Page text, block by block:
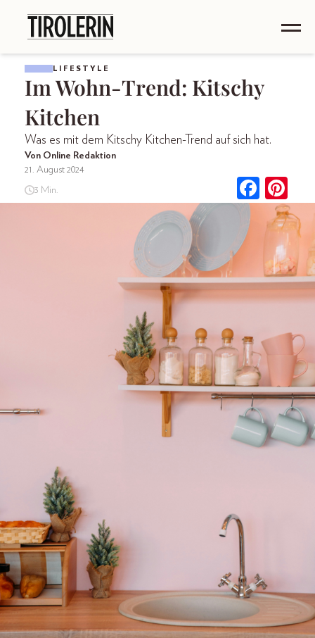
LIFESTYLE
Im Wohn-Trend: Kitschy
Kitchen
Was es mit dem Kitschy Kitchen-Trend auf sich hat.
Von Online Redaktion
21. August 2024
3 Min.